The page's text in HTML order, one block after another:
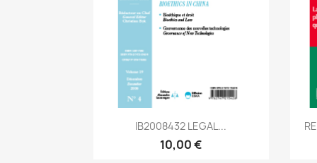
Aperçu rapide
IB2008432 LEGAL...
10,00 €